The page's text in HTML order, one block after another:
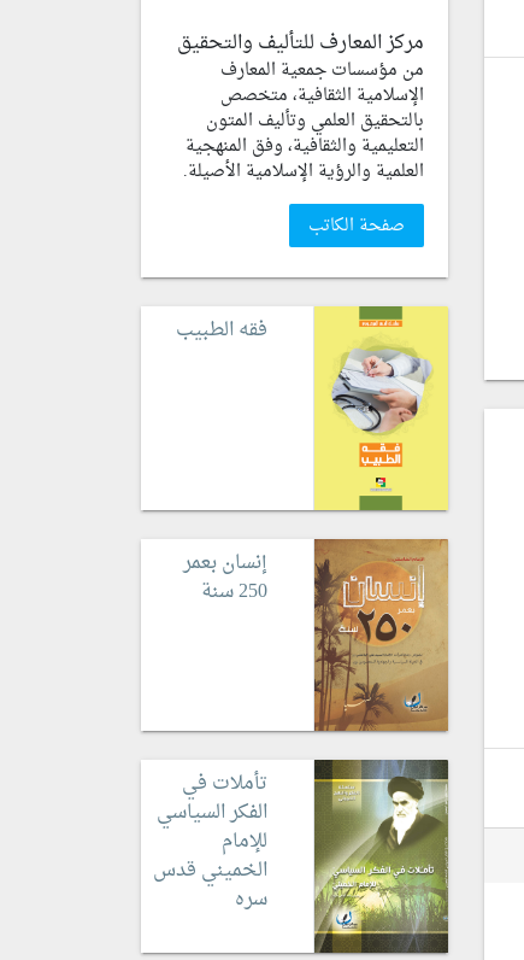
مركز المعارف للتأليف والتحقيق
من مؤسسات جمعية المعارف
الإسلامية الثقافية، متخصص
بالتحقيق العلمي وتأليف المتون
التعليمية والثقافية، وفق المنهجية
العلمية والرؤية الإسلامية الأصيلة.
صفحة الكاتب
فقه الطبيب
إنسان بعمر
250 سنة
تأملات في
الفكر السياسي
للإمام
الخميني قدس
سره